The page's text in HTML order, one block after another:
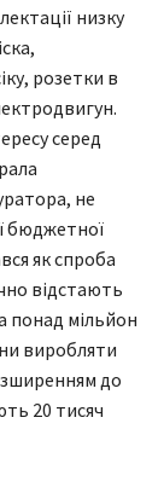
низку
розетки в
серед
не
бюджетної
як спроба
відстають
понад мільйон
виробляти
до
20 тисяч